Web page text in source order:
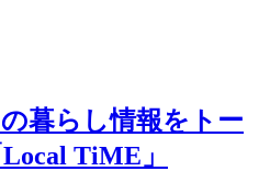
暮らし情報をトー
TiME」